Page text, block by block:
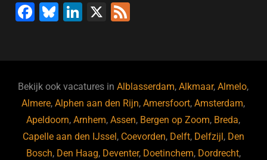
F
b
o
o
k
Bl
ky
Li
dI
n
X
Bekijk ook vacatures inAlblasserdam,Alkmaar,Almelo,
Almere,Alphen aan den Rijn,Amersfoort,Amsterdam,
Apeldoorn,Arnhem,Assen, Bergen op Zoom, Breda,
Capelle aan den IJssel, Coevorden, Delft, Delfzijl, Den
Bosch, Den Haag, Deventer, Doetinchem, Dordrecht,